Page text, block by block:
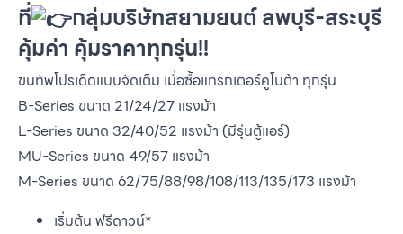
ที่
กลุ่มบริษัทสยามยนต์ ลพบุรี-สระบุรี
คุ้มค่า คุ้มราคาทุกรุ่น!!
ขนทัพโปรเด็ดแบบจัดเต็ม เมื่อซื้อแทรกเตอร์คูโบต้า ทุกรุ่น
B-Series ขนาด 21/24/27 แรงม้า
L-Series ขนาด 32/40/52 แรงม้า (มีรุ่นตู้แอร์)
MU-Series ขนาด 49/57 แรงม้า
M-Series ขนาด 62/75/88/98/108/113/135/173 แรงม้า
เริ่มต้น ฟรีดาวน์*